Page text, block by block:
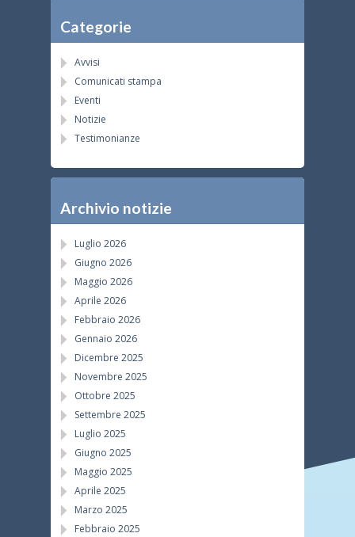
Categorie
Avvisi
Comunicati stampa
Eventi
Notizie
Testimonianze
Archivio notizie
Luglio 2026
Giugno 2026
Maggio 2026
Aprile 2026
Febbraio 2026
Gennaio 2026
Dicembre 2025
Novembre 2025
Ottobre 2025
Settembre 2025
Luglio 2025
Giugno 2025
Maggio 2025
Aprile 2025
Marzo 2025
Febbraio 2025